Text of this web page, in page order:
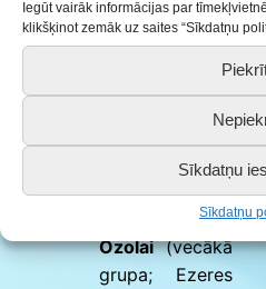
Iegūt vairāk informācijas par
klikšķinot zemāk uz saites “Sīkdatņu
Sīkdatņu
Sīkdatņu
Rasa Štromane)
Baham(vidējā
grupa; Ezeres
pamatskola, sk.
Ruta Arne)
Ozolai(vecākā
grupa; Ezeres